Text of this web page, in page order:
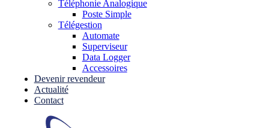
Téléphonie Analogique
Poste Simple
Télégestion
Automate
Superviseur
Data Logger
Accessoires
Devenir revendeur
Actualité
Contact